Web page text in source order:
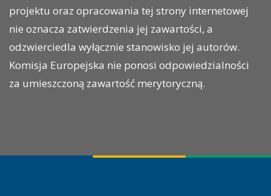
projektu oraz opracowania tej strony internetowej
nie oznacza zatwierdzenia jej zawartości, a
odzwierciedla wyłącznie stanowisko jej autorów.
Komisja Europejska nie ponosi odpowiedzialności
za umieszczoną zawartość merytoryczną.